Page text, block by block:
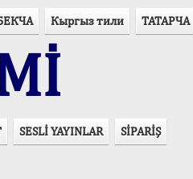
Кыргыз тили ТАТАРЧА
SESLİ YAYINLAR SİPARİŞ